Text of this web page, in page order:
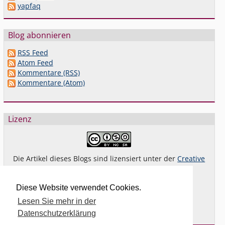
Diese Website verwendet Cookies.
Lesen Sie mehr in der
Datenschutzerklärung
yapfaq
Blog abonnieren
RSS Feed
Atom Feed
Kommentare (RSS)
Kommentare (Atom)
Lizenz
Die Artikel dieses Blogs sind lizensiert unter derCreative
Das giltnichtfür Bilder oder (andere) erkennbare
Fremdinhalte und explizit anders gekennzeichnete
Beiträge.